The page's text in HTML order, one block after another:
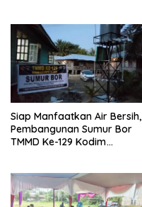
Siap Manfaatkan Air Bersih,
Pembangunan Sumur Bor
TMMD Ke-129 Kodim